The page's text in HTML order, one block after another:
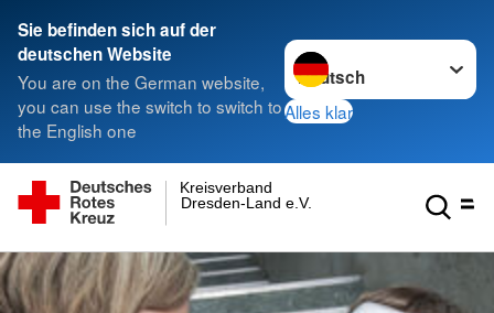
Sie befinden sich auf der
deutschen Website
You are on the German website,
you can use the switch to switch to
the English one
Sprache wechseln zu
Alles klar
Dresden-Land e.V.
Kreisverband